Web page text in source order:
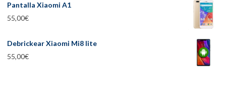
Pantalla Xiaomi A1
55,00€
Debrickear Xiaomi Mi8 lite
55,00€